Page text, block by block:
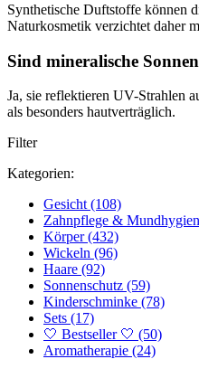
Synthetische Duftstoffe können
Naturkosmetik verzichtet daher
Sind mineralische
Ja, sie reflektieren UV-Strahlen
als besonders hautverträglich.
Filter
Kategorien:
Gesicht(108)
Zahnpflege &
Körper(432)
Wickeln (96)
Haare (92)
Sonnenschutz (59)
Kinderschminke (78)
Sets (17)
🤍 Bestseller 🤍 (50)
Aromatherapie (24)